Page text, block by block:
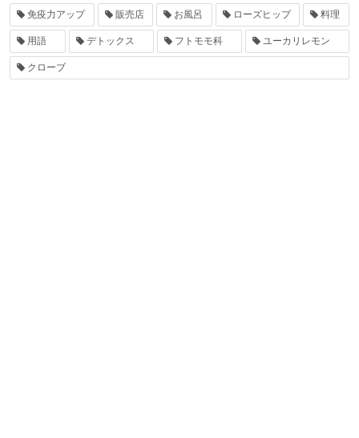
免疫力アップ 販売店 お風呂 ローズヒップ 料理
用語 デトックス フトモモ科 ユーカリレモン
クローブ